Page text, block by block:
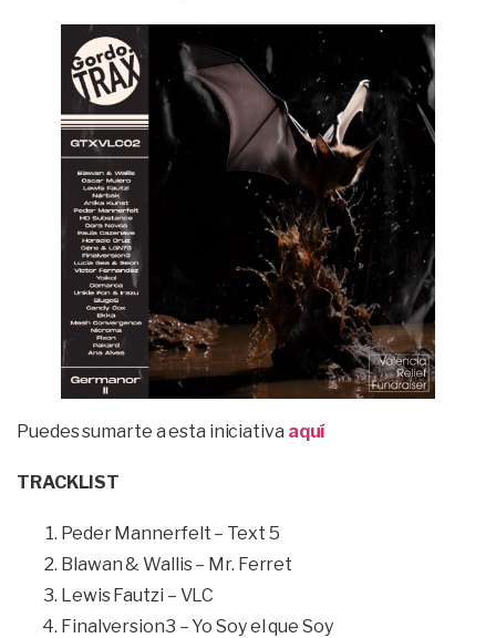
Puedes sumarte a esta iniciativa aquí
TRACKLIST
Peder Mannerfelt – Text 5
Blawan & Wallis – Mr. Ferret
Lewis Fautzi – VLC
Finalversion3 – Yo Soy el que Soy